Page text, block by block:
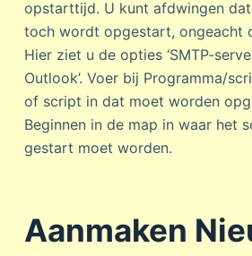
opstarttijd. U kunt afdwingen
toch wordt opgestart, ongeacht
Hier ziet u de opties ‘SMTP-
Outlook’. Voer bij Programma/
of script in dat moet worden
Beginnen in de map in waar het
gestart moet worden.
Aanmaken